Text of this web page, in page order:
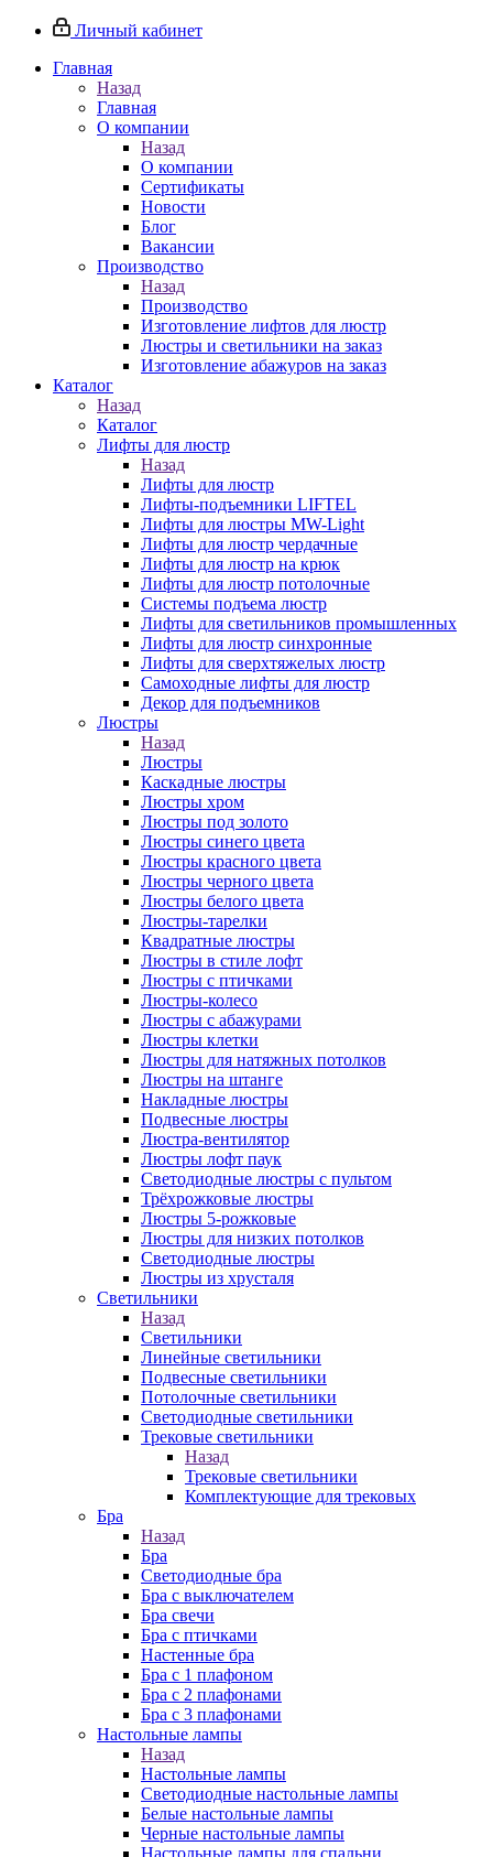
Личный кабинет
Главная
Назад
Главная
О компании
Назад
О компании
Сертификаты
Новости
Блог
Вакансии
Производство
Назад
Производство
Изготовление лифтов для люстр
Люстры и светильники на заказ
Изготовление абажуров на заказ
Каталог
Назад
Каталог
Лифты для люстр
Назад
Лифты для люстр
Лифты-подъемники LIFTEL
Лифты для люстры MW-Light
Лифты для люстр чердачные
Лифты для люстр на крюк
Лифты для люстр потолочные
Системы подъема люстр
Лифты для светильников промышленных
Лифты для люстр синхронные
Лифты для сверхтяжелых люстр
Самоходные лифты для люстр
Декор для подъемников
Люстры
Назад
Люстры
Каскадные люстры
Люстры хром
Люстры под золото
Люстры синего цвета
Люстры красного цвета
Люстры черного цвета
Люстры белого цвета
Люстры-тарелки
Квадратные люстры
Люстры в стиле лофт
Люстры с птичками
Люстры-колесо
Люстры с абажурами
Люстры клетки
Люстры для натяжных потолков
Люстры на штанге
Накладные люстры
Подвесные люстры
Люстра-вентилятор
Люстры лофт паук
Светодиодные люстры с пультом
Трёхрожковые люстры
Люстры 5-рожковые
Люстры для низких потолков
Cветодиодные люстры
Люстры из хрусталя
Светильники
Назад
Светильники
Линейные светильники
Подвесные светильники
Потолочные светильники
Светодиодные светильники
Трековые светильники
Назад
Трековые светильники
Комплектующие для трековых
Бра
Назад
Бра
Светодиодные бра
Бра с выключателем
Бра свечи
Бра с птичками
Настенные бра
Бра с 1 плафоном
Бра с 2 плафонами
Бра с 3 плафонами
Настольные лампы
Назад
Настольные лампы
Светодиодные настольные лампы
Белые настольные лампы
Черные настольные лампы
Настольные лампы для спальни